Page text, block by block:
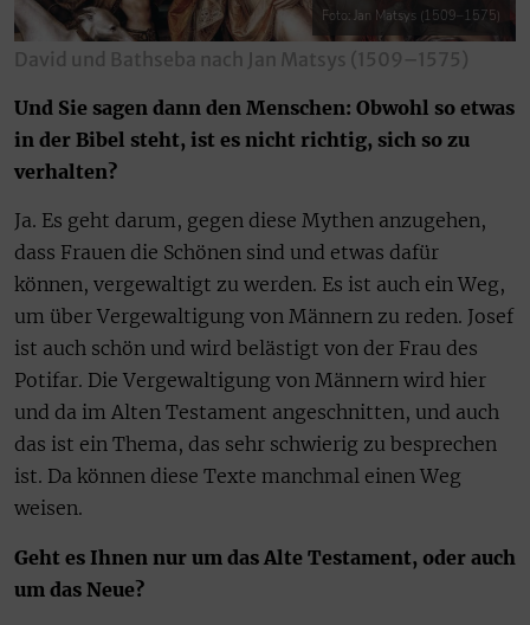
Foto: Jan Matsys (1509–1575)
David und Bathseba nach Jan Matsys (1509–1575)
Und Sie sagen dann den Menschen: Obwohl so etwas
in der Bibel steht, ist es nicht richtig, sich so zu
verhalten?
Ja. Es geht darum, gegen diese Mythen anzugehen,
dass Frauen die Schönen sind und etwas dafür
können, vergewaltigt zu werden. Es ist auch ein Weg,
um über Vergewaltigung von Männern zu reden. Josef
ist auch schön und wird belästigt von der Frau des
Potifar. Die Vergewaltigung von Männern wird hier
und da im Alten Testament angeschnitten, und auch
das ist ein Thema, das sehr schwierig zu besprechen
ist. Da können diese Texte manchmal einen Weg
weisen.
Geht es Ihnen nur um das Alte Testament, oder auch
um das Neue?